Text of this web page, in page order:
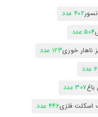
402 عدد
504 عدد
ناهار خوری123 عدد
باغ307 عدد
اسکلت فلزی446 عدد